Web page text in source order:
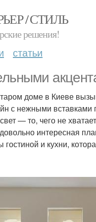
/ СТИЛЬ
решения!
статьи
доме в Киеве
с нежными вставками
— то, чего не
интересная
и кухни,